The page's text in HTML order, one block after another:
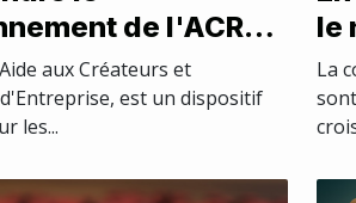
de l'ACRE
aux Créateurs et
est un dispositif
les...
le
La